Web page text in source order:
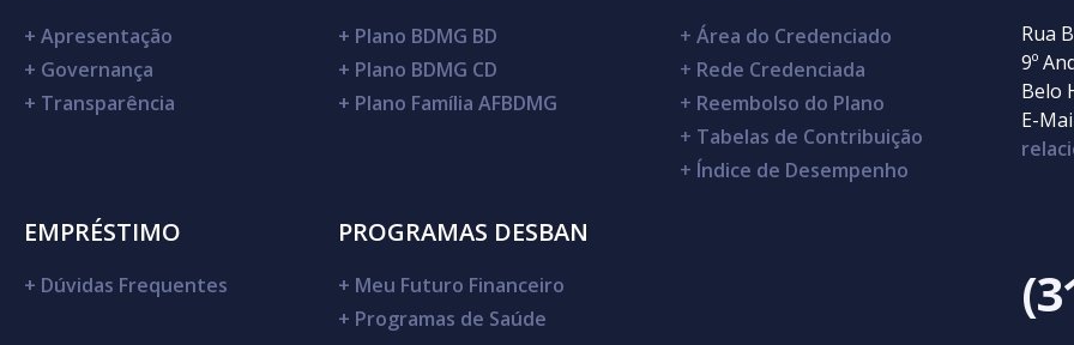
+ Apresentação
+ Governança
+ Transparência
EMPRÉSTIMO
+ Dúvidas Frequentes
+ Plano BDMG BD
+ Plano BDMG CD
+ Plano Família AFBDMG
PROGRAMAS DESBAN
+ Meu Futuro Financeiro
+ Programas de Saúde
+Área do Credenciado
+ Rede Credenciada
+ Reembolso do Plano
+ Tabelas de Contribuição
+ Índice de Desempenho
Rua
9º
Belo
E-